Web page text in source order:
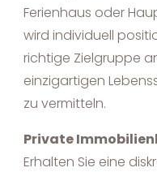
Ferienhaus oder
wird individuell
richtige Zielgruppe
einzigartigen
zu vermitteln.
Private
Erhalten Sie eine